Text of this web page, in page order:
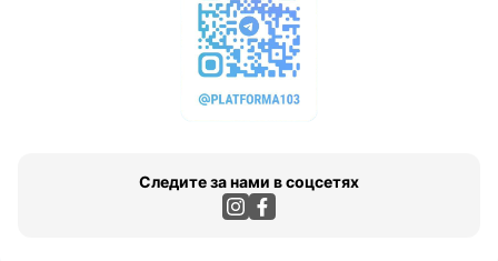
Следите за нами в соцсетях